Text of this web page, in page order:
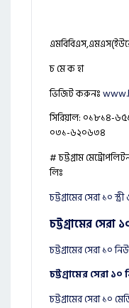
চ মে ক হা
ভিজিট করুনঃ
সিরিয়াল: ০১৮১৪-
০৩১-৬২০৬৩৪
# চট্টগ্রাম
লিঃ
চট্টগ্রামের সেরা ১০
চট্টগ্রামের
চট্টগ্রামের সেরা ১০
চট্টগ্রামের সেরা
চট্টগ্রামের সেরা ১০